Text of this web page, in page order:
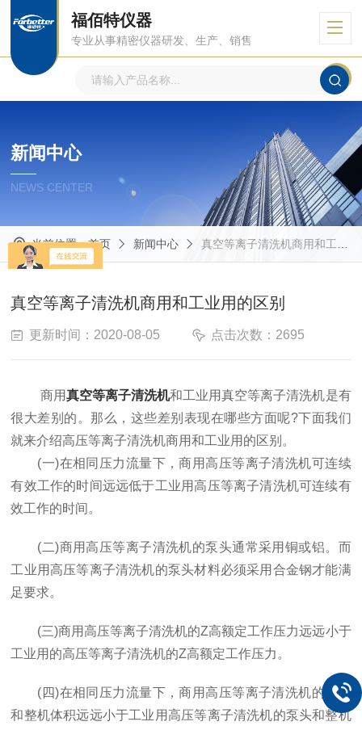
福佰特仪器
专业从事精密仪器研发、生产、销售
新闻中心
NEWS CENTER
当前位置：首页 新闻中心 真空等离子清洗机商用和工业用的区别
真空等离子清洗机商用和工业用的区别
更新时间：2020-08-05 点击次数：2695
商用真空等离子清洗机和工业用真空等离子清洗机是有
很大差别的。那么，这些差别表现在哪些方面呢?下面我们
就来介绍高压等离子清洗机商用和工业用的区别。
(一)在相同压力流量下，商用高压等离子清洗机可连续
有效工作的时间远远低于工业用高压等离子清洗机可连续有
效工作的时间。
(二)商用高压等离子清洗机的泵头通常采用铜或铝。而
工业用高压等离子清洗机的泵头材料必须采用合金钢才能满
足要求。
(三)商用高压等离子清洗机的Z高额定工作压力远远小于
工业用的高压等离子清洗机的Z高额定工作压力。
(四)在相同压力流量下，商用高压等离子清洗机的泵头
和整机体积远远小于工业用高压等离子清洗机的泵头和整机